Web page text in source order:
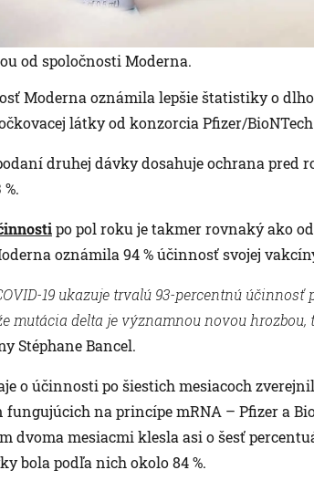
od spoločnosti Moderna.
Moderna oznámila lepšie štatistiky o
látky od konzorcia Pfizer/
druhej dávky dosahuje ochrana
po pol roku je takmer rovnaký ako
oznámila 94 % účinnosť svojej
19 ukazuje trvalú 93-percentnú účinnosť
mutácia delta je významnou novou hrozbou,
Stéphane Bancel.
o účinnosti po šiestich mesiacoch
na princípe mRNA – Pfizer a
dvoma mesiacmi klesla asi o šesť
bola podľa nich okolo 84 %.